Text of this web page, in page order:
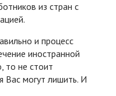
из стран с
и процесс
иностранной
то не стоит
Вас могут лишить. И